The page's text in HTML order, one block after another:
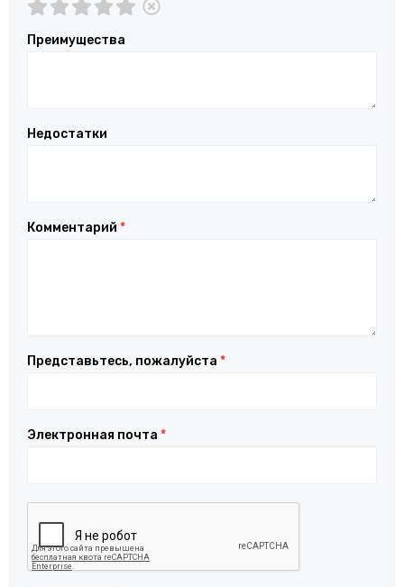
Преимущества
Недостатки
Комментарий *
Представьтесь, пожалуйста *
Электронная почта *